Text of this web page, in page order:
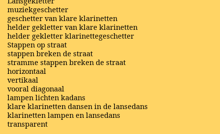
muziekgeschetter
geschetter van klare klarinetten
helder gekletter van klare klarinetten
helder gekletter klarinettegeschetter
Stappen op straat
stappen breken de straat
stramme stappen breken de straat
horizontaal
vertikaal
vooral diagonaal
lampen lichten kadans
klare klarinetten dansen in de lansedans
klarinetten lampen en lansedans
transparent